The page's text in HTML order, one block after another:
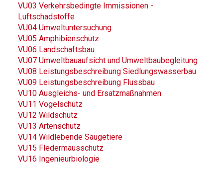
VU03 Verkehrsbedingte Immissionen -
Luftschadstoffe
VU04 Umweltuntersuchung
VU05 Amphibienschutz
VU06 Landschaftsbau
VU07 Umweltbauaufsicht und Umweltbaubegleitung
VU08 Leistungsbeschreibung Siedlungswasserbau
VU09 Leistungsbeschreibung Flussbau
VU10 Ausgleichs- und Ersatzmaßnahmen
VU11 Vogelschutz
VU12 Wildschutz
VU13 Artenschutz
VU14 Wildlebende Säugetiere
VU15 Fledermausschutz
VU16 Ingenieurbiologie